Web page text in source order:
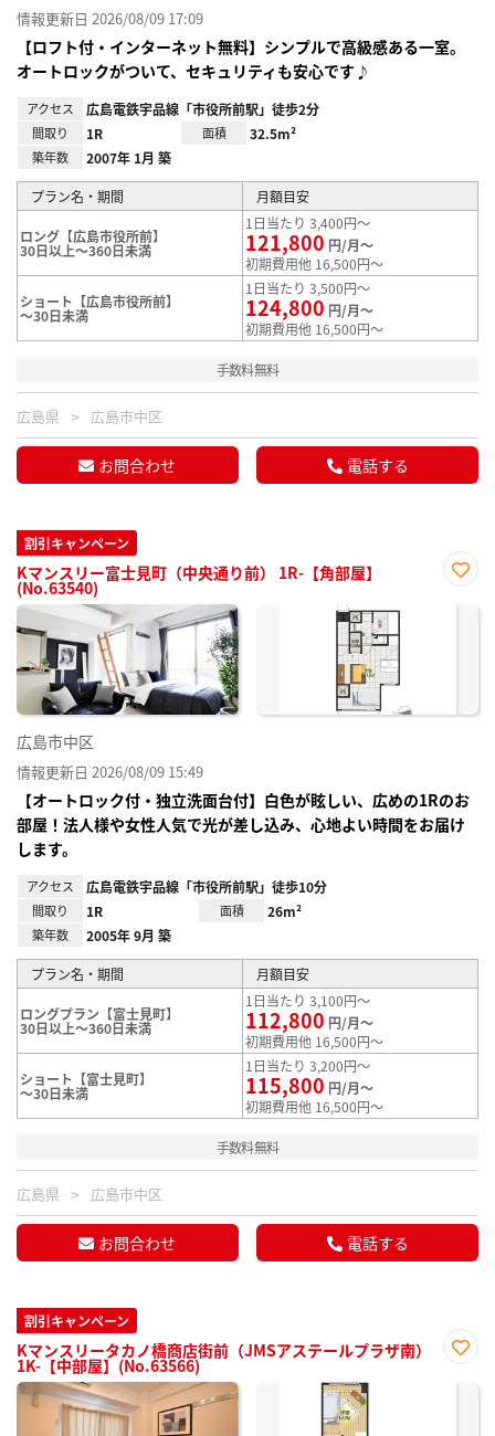
情報更新日 2026/08/09 17:09
【ロフト付・インターネット無料】シンプルで高級感ある一室。
オートロックがついて、セキュリティも安心です♪
アクセス 広島電鉄宇品線「市役所前駅」徒歩2分
間取り 1R 面積 32.5m²
築年数 2007年 1月 築
プラン名・期間 月額目安
ロング【広島市役所前】
30日以上～360日未満
1日当たり 3,400円～
121,800 円/月～
初期費用他 16,500円～
ショート【広島市役所前】
～30日未満
1日当たり 3,500円～
124,800 円/月～
初期費用他 16,500円～
手数料無料
広島県 広島市中区
お問合わせ 電話する
割引キャンペーン
Kマンスリー富士見町（中央通り前） 1R-【角部屋】
(No.63540)
に入
広島市中区
情報更新日 2026/08/09 15:49
【オートロック付・独立洗面台付】白色が眩しい、広めの1Rのお
部屋！法人様や女性人気で光が差し込み、心地よい時間をお届け
します。
アクセス 広島電鉄宇品線「市役所前駅」徒歩10分
間取り 1R 面積 26m²
築年数 2005年 9月 築
プラン名・期間 月額目安
ロングプラン【富士見町】
30日以上～360日未満
1日当たり 3,100円～
112,800 円/月～
初期費用他 16,500円～
ショート【富士見町】
～30日未満
1日当たり 3,200円～
115,800 円/月～
初期費用他 16,500円～
手数料無料
広島県 広島市中区
お問合わせ 電話する
割引キャンペーン
Kマンスリータカノ橋商店街前（JMSアステールプラザ南）
1K-【中部屋】(No.63566)
に入